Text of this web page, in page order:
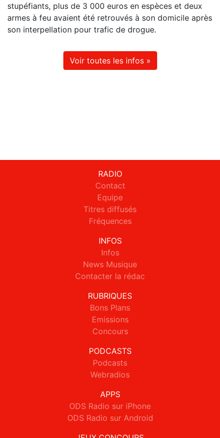
stupéfiants, plus de 3 000 euros en espèces et deux
armes à feu avaient été retrouvés à son domicile après
son interpellation pour trafic de drogue.
Voir toutes les infos »
RADIO
Contact
Equipe
Titres diffusés
Fréquences
INFOS
Infos
News Musique
Contacter la rédac
RUBRIQUES
Bons Plans
Emissions
Concours
PODCASTS
Podcasts
Webradios
APPS
ODS Radio sur iPhone
ODS Radio sur Android